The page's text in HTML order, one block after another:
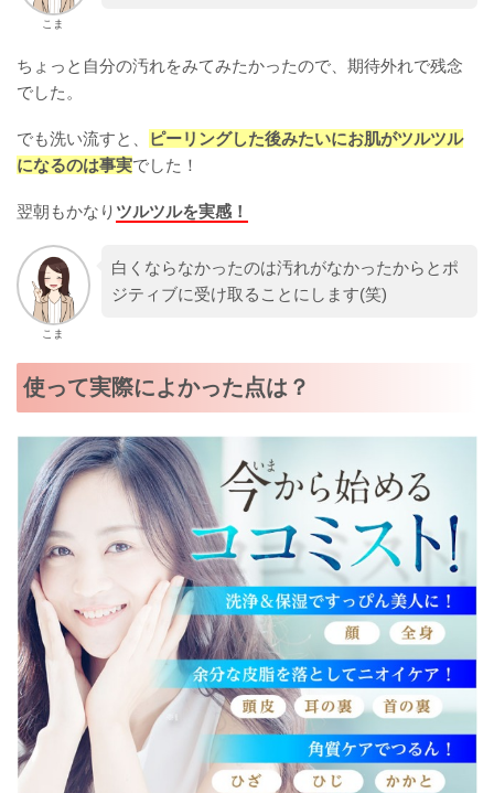
こま
ちょっと自分の汚れをみてみたかったので、期待外れで残念
でした。
でも洗い流すと、
ピーリングした後みたいにお肌がツルツル
になるのは事実でした！
翌朝もかなり ツルツルを実感！
こま
白くならなかったのは汚れがなかったからとポ
ジティブに受け取ることにします(笑)
使って実際によかった点は？